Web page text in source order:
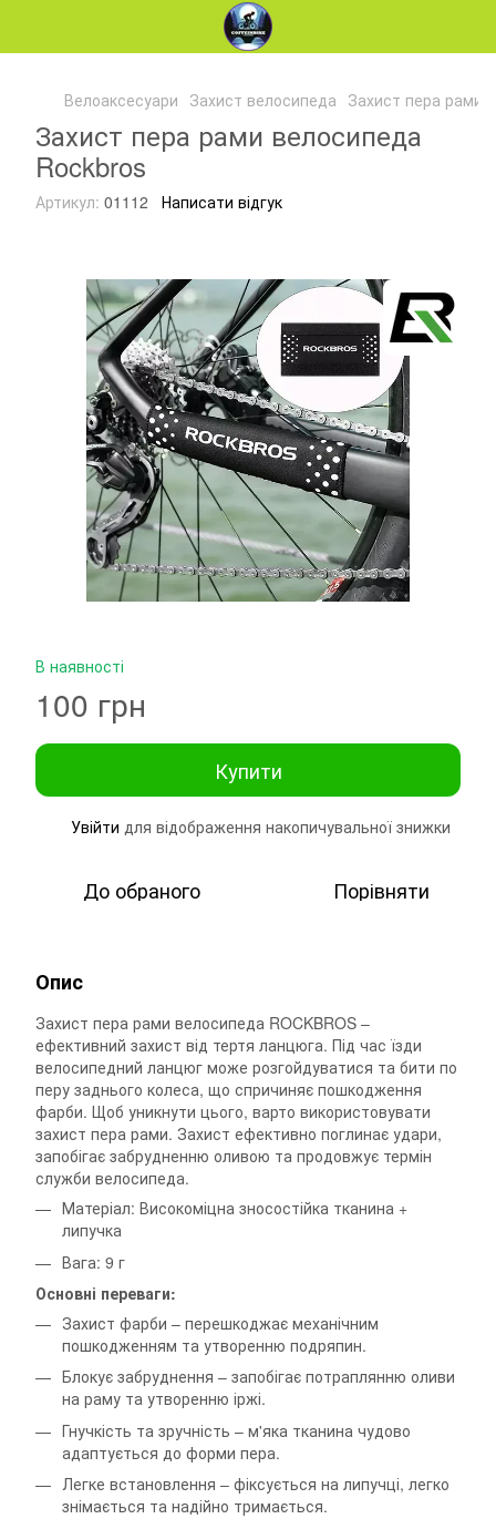
Велоаксесуари Захист велосипеда Захист пера рами
Захист пера рами велосипеда
Rockbros
Артикул: 01112 Написати відгук
В наявності
100 грн
Купити
Увійти для відображення накопичувальної знижки
До обраного Порівняти
Опис
Захист пера рами велосипеда ROCKBROS –
ефективний захист від тертя ланцюга. Під час їзди
велосипедний ланцюг може розгойдуватися та бити по
перу заднього колеса, що спричиняє пошкодження
фарби. Щоб уникнути цього, варто використовувати
захист пера рами. Захист ефективно поглинає удари,
запобігає забрудненню оливою та продовжує термін
служби велосипеда.
Матеріал: Високоміцна зносостійка тканина +
липучка
Вага: 9 г
Основні переваги:
Захист фарби – перешкоджає механічним
пошкодженням та утворенню подряпин.
Блокує забруднення – запобігає потраплянню оливи
на раму та утворенню іржі.
Гнучкість та зручність – м'яка тканина чудово
адаптується до форми пера.
Легке встановлення – фіксується на липучці, легко
знімається та надійно тримається.